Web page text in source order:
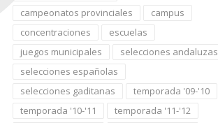
campeonatos provinciales
campus
concentraciones
escuelas
juegos municipales
selecciones andaluzas
selecciones españolas
selecciones gaditanas
temporada '09-'10
temporada '10-'11
temporada '11-'12